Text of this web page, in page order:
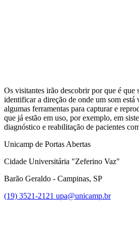
Os visitantes irão descobrir por que é que
identificar a direção de onde um som está
algumas ferramentas para capturar e
que já estão em uso, por exemplo, em
diagnóstico e reabilitação de pacientes
Unicamp de Portas Abertas
Cidade Universitária "Zeferino Vaz"
Barão Geraldo - Campinas, SP
(19) 3521-2121 upa@unicamp.br